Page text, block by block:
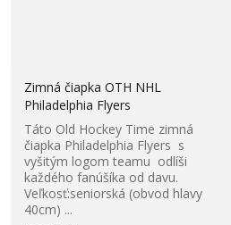
Zimná čiapka OTH NHL
Philadelphia Flyers‎
Táto Old Hockey Time zimná
čiapka Philadelphia Flyers‎ ‎ s
vyšitým logom teamu odlíši
každého fanúšíka od davu.
Veľkosť:seniorská (obvod hlavy
40cm) ...